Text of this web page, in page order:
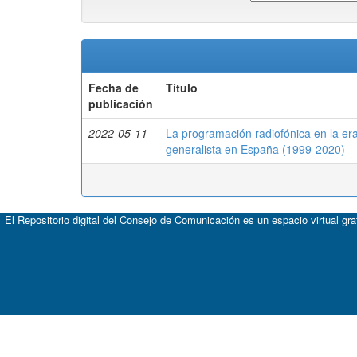
Fecha de
publicación
Título
2022-05-11
La programación radiofónica en la
generalista en España (1999-2020)
El Repositorio digital del Consejo de Comunicación es un espacio virtual